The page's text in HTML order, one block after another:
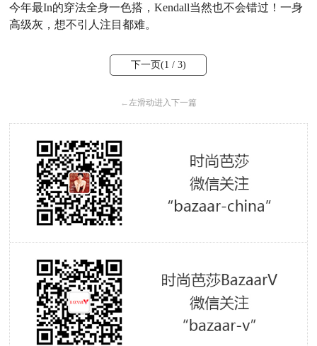
今年最In的穿法全身一色搭，Kendall当然也不会错过！一身
高级灰，想不引人注目都难。
下一页(1 / 3)
← 左滑动进入下一篇